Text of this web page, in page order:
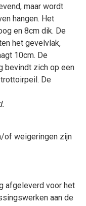
maar wordt
hangen. Het
en 8cm dik. De
het gevelvlak,
10cm. De
bevindt zich op een
De
of weigeringen zijn
afgeleverd voor het
aan de